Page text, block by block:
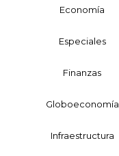
Economía
Especiales
Finanzas
Globoeconomía
Infraestructura